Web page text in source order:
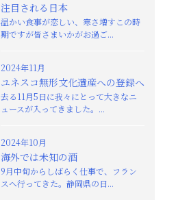
注目される日本
温かい食事が恋しい、寒さ増すこの時
期ですが皆さまいかがお過ご...
2024年11月
ユネスコ無形文化遺産への登録へ
去る11月5日に我々にとって大きなニ
ュースが入ってきました。...
2024年10月
海外では未知の酒
9月中旬からしばらく仕事で、フラン
スへ行ってきた。静岡県の日...